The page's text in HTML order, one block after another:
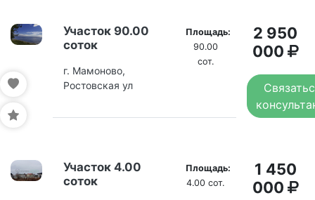
Участок 90.00
соток
г. Мамоново,
Ростовская ул
Площадь:
90.00
сот.
2 950
000
Участок 4.00
соток
Площадь:
4.00 сот.
1 450
000